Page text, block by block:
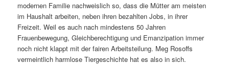
modernen Familie nachweislich so, dass die Mütter am meisten
im Haushalt arbeiten, neben ihren bezahlten Jobs, in ihrer
Freizeit. Weil es auch nach mindestens 50 Jahren
Frauenbewegung, Gleichberechtigung und Emanzipation immer
noch nicht klappt mit der fairen Arbeitsteilung. Meg Rosoffs
vermeintlich harmlose Tiergeschichte hat es also in sich.